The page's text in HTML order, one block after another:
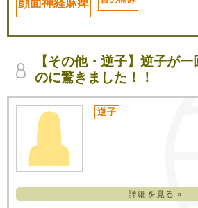
顔面神経麻痺
【その他・逆子】逆子が
のに驚きました！！
逆子
詳細を見る »